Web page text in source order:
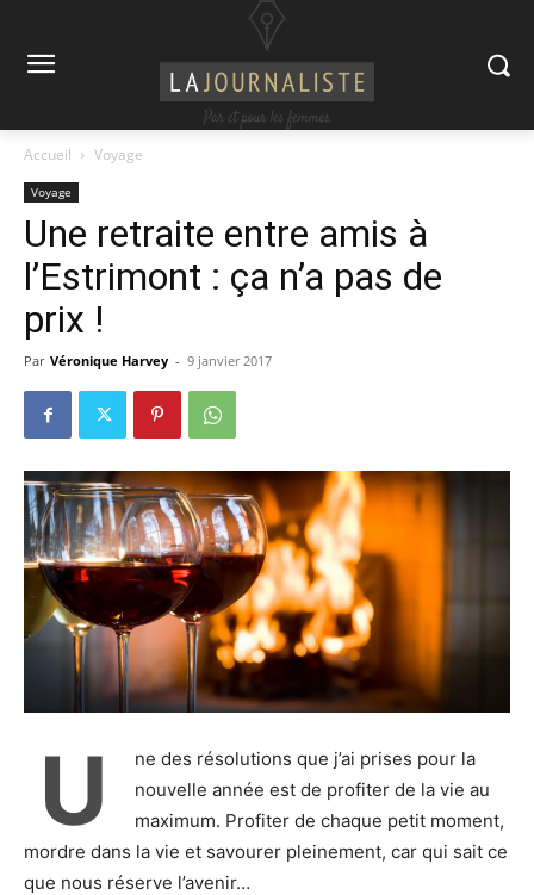
Accueil Voyage
Voyage
Une retraite entre amis à
l’Estrimont : ça n’a pas de
prix !
Par Véronique Harvey - 9 janvier 2017
U
ne des résolutions que j’ai prises pour la
nouvelle année est de profiter de la vie au
maximum. Profiter de chaque petit moment,
mordre dans la vie et savourer pleinement, car qui sait ce
que nous réserve l’avenir…